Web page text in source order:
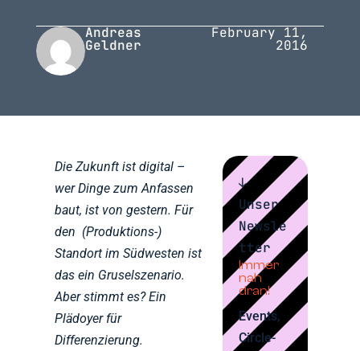
Andreas
Geldner
February 11,
2016
Die Zukunft ist digital –
wer Dinge zum Anfassen
baut, ist von gestern. Für
den (Produktions-)
Standort im Südwesten ist
das ein Gruselszenario.
Aber stimmt es? Ein
Plädoyer für
Differenzierung.
↓
Unser
Newsle
tter
Immer
nah
dran!
Events,
Circle-